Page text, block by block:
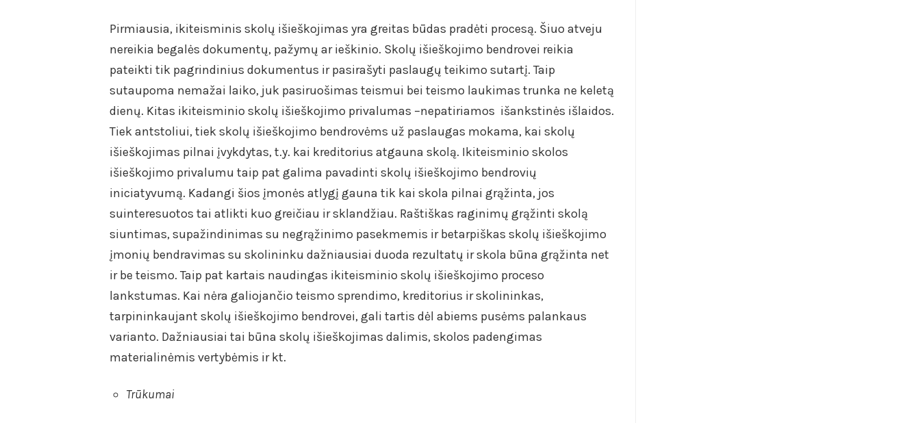
Pirmiausia, ikiteisminis skolų išieškojimas yra greitas būdas pradėti procesą. Šiuo atveju
nereikia begalės dokumentų, pažymų ar ieškinio. Skolų išieškojimo bendrovei reikia
pateikti tik pagrindinius dokumentus ir pasirašyti paslaugų teikimo sutartį. Taip
sutaupoma nemažai laiko, juk pasiruošimas teismui bei teismo laukimas trunka ne keletą
dienų. Kitas ikiteisminio skolų išieškojimo privalumas –nepatiriamos išankstinės išlaidos.
Tiek antstoliui, tiek skolų išieškojimo bendrovėms už paslaugas mokama, kai skolų
išieškojimas pilnai įvykdytas, t.y. kai kreditorius atgauna skolą. Ikiteisminio skolos
išieškojimo privalumu taip pat galima pavadinti skolų išieškojimo bendrovių
iniciatyvumą. Kadangi šios įmonės atlygį gauna tik kai skola pilnai grąžinta, jos
suinteresuotos tai atlikti kuo greičiau ir sklandžiau. Raštiškas raginimų grąžinti skolą
siuntimas, supažindinimas su negrąžinimo pasekmemis ir betarpiškas skolų išieškojimo
įmonių bendravimas su skolininku dažniausiai duoda rezultatų ir skola būna grąžinta net
ir be teismo. Taip pat kartais naudingas ikiteisminio skolų išieškojimo proceso
lankstumas. Kai nėra galiojančio teismo sprendimo, kreditorius ir skolininkas,
tarpininkaujant skolų išieškojimo bendrovei, gali tartis dėl abiems pusėms palankaus
varianto. Dažniausiai tai būna skolų išieškojimas dalimis, skolos padengimas
materialinėmis vertybėmis ir kt.
Trūkumai